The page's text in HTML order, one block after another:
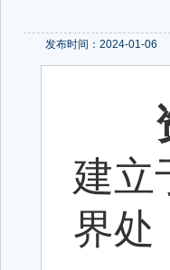
发布时间：2024-01-06
建立
界处